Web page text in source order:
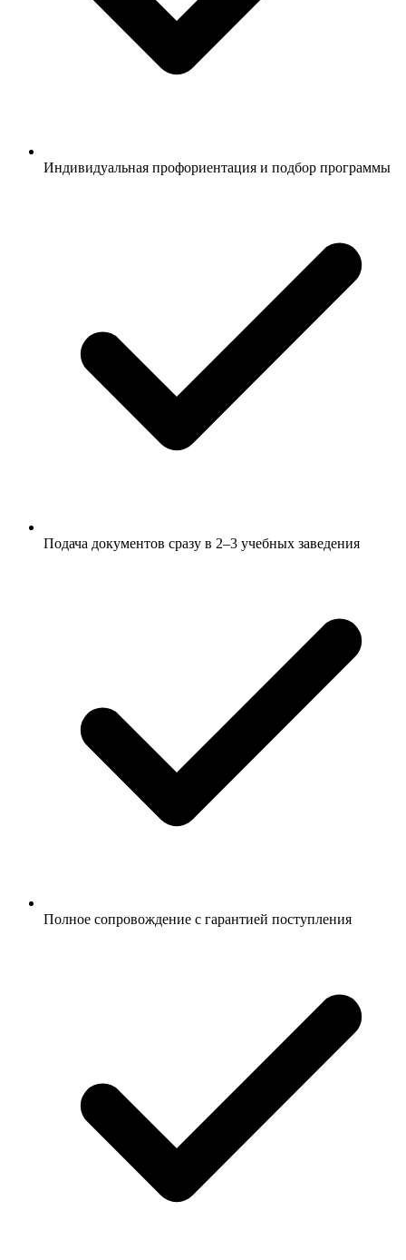
Индивидуальная профориентация и подбор программы
Подача документов сразу в 2–3 учебных заведения
Полное сопровождение с гарантией поступления